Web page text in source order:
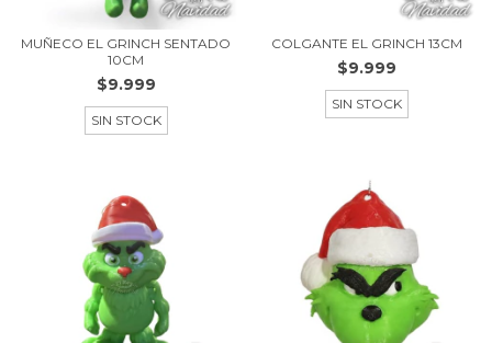
MUÑECO EL GRINCH SENTADO
10CM
$9.999
SIN STOCK
COLGANTE EL GRINCH 13CM
$9.999
SIN STOCK